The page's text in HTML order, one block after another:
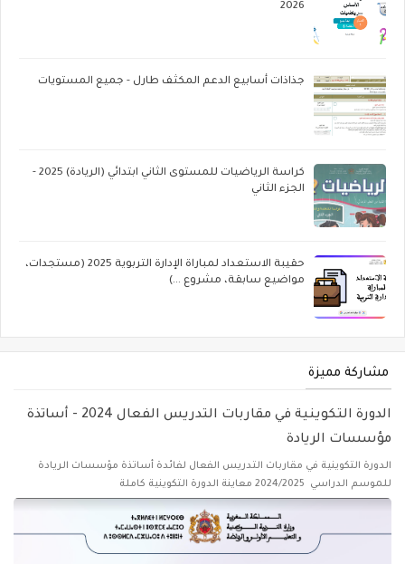
2026
جذاذات أسابيع الدعم المكثف طارل - جميع المستويات
كراسة الرياضيات للمستوى الثاني ابتدائي (الريادة) 2025 -
الجزء الثاني
حقيبة الاستعداد لمباراة الإدارة التربوية 2025 (مستجدات،
مواضيع سابقة، مشروع ...)
مشاركة مميزة
الدورة التكوينية في مقاربات التدريس الفعال 2024 - أساتذة
مؤسسات الريادة
الدورة التكوينية في مقاربات التدريس الفعال لفائدة أساتذة مؤسسات الريادة
للموسم الدراسي 2024/2025 معاينة الدورة التكوينية كاملة